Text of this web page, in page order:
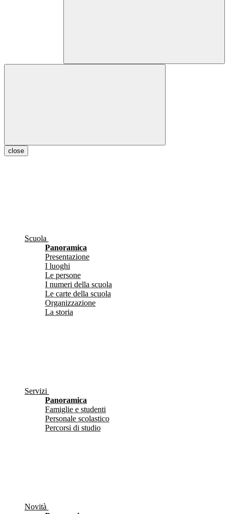
close
Scuola
Panoramica
Presentazione
I luoghi
Le persone
I numeri della scuola
Le carte della scuola
Organizzazione
La storia
Servizi
Panoramica
Famiglie e studenti
Personale scolastico
Percorsi di studio
Novità